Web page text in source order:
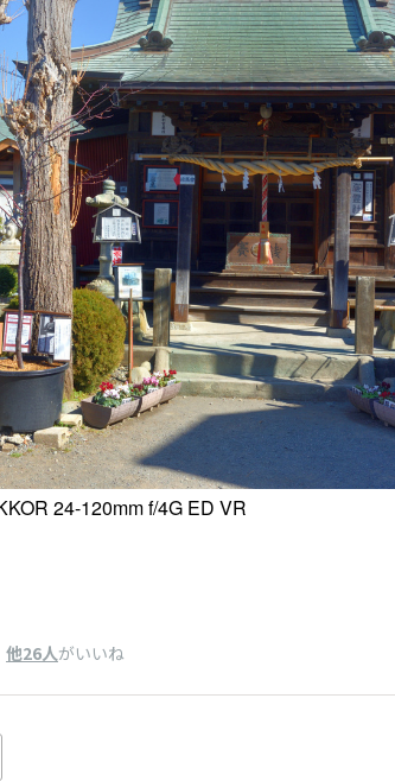
24-120mm f/4G ED VR
他26人がいいね